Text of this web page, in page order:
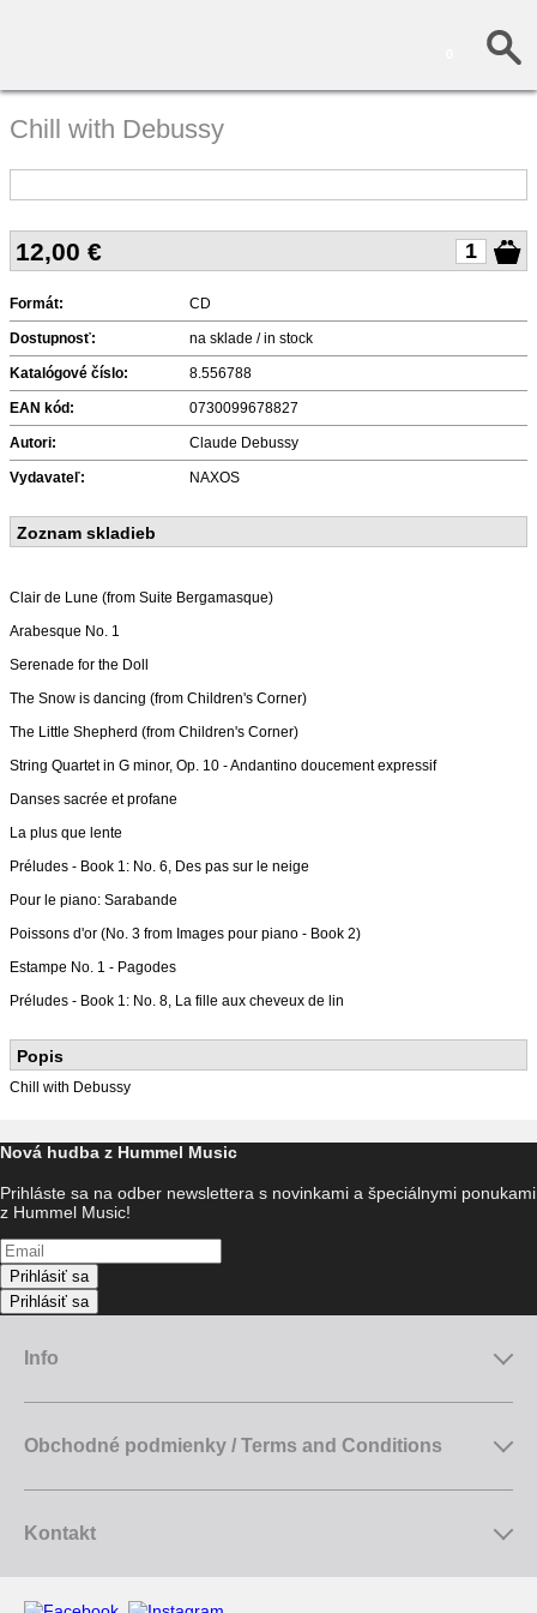
Chill with Debussy
12,00 €
Formát: CD
Dostupnosť: na sklade / in stock
Katalógové číslo: 8.556788
EAN kód: 0730099678827
Autori: Claude Debussy
Vydavateľ: NAXOS
Zoznam skladieb
Clair de Lune (from Suite Bergamasque)
Arabesque No. 1
Serenade for the Doll
The Snow is dancing (from Children's Corner)
The Little Shepherd (from Children's Corner)
String Quartet in G minor, Op. 10 - Andantino doucement expressif
Danses sacrée et profane
La plus que lente
Préludes - Book 1: No. 6, Des pas sur le neige
Pour le piano: Sarabande
Poissons d'or (No. 3 from Images pour piano - Book 2)
Estampe No. 1 - Pagodes
Préludes - Book 1: No. 8, La fille aux cheveux de lin
Popis
Chill with Debussy
Nová hudba z Hummel Music
Prihláste sa na odber newslettera s novinkami a špeciálnymi ponukami
z Hummel Music!
Prihlásiť sa
Prihlásiť sa
Info
Obchodné podmienky / Terms and Conditions
Kontakt